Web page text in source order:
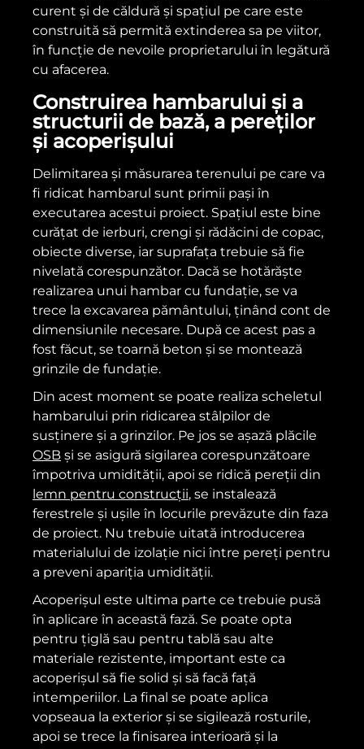
curent și de căldură și spațiul pe care este
construită să permită extinderea sa pe viitor,
în funcție de nevoile proprietarului în legătură
cu afacerea.
Construirea hambarului și a
structurii de bază, a pereților
și acoperișului
Delimitarea și măsurarea terenului pe care va
fi ridicat hambarul sunt primii pași în
executarea acestui proiect. Spațiul este bine
curățat de ierburi, crengi și rădăcini de copac,
obiecte diverse, iar suprafața trebuie să fie
nivelată corespunzător. Dacă se hotărăște
realizarea unui hambar cu fundație, se va
trece la excavarea pământului, ținând cont de
dimensiunile necesare. După ce acest pas a
fost făcut, se toarnă beton și se montează
grinzile de fundație.
Din acest moment se poate realiza scheletul
hambarului prin ridicarea stâlpilor de
susținere și a grinzilor. Pe jos se așază plăcile
OSB și se asigură sigilarea corespunzătoare
împotriva umidității, apoi se ridică pereții din
lemn pentru construcții, se instalează
ferestrele și ușile în locurile prevăzute din faza
de proiect. Nu trebuie uitată introducerea
materialului de izolație nici între pereți pentru
a preveni apariția umidității.
Acoperișul este ultima parte ce trebuie pusă
în aplicare în această fază. Se poate opta
pentru țiglă sau pentru tablă sau alte
materiale rezistente, important este ca
acoperișul să fie solid și să facă față
intemperiilor. La final se poate aplica
vopseaua la exterior și se sigilează rosturile,
apoi se trece la finisarea interioară și la